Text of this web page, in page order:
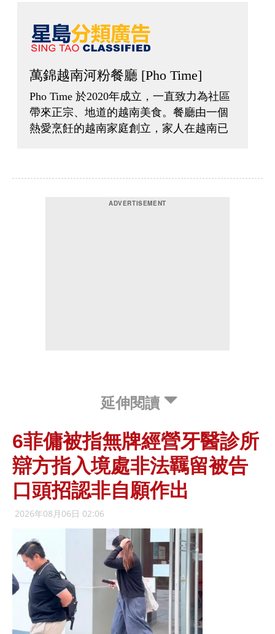
延伸閱讀
6菲傭被指無牌經營牙醫診所
辯方指入境處非法羈留被告
口頭招認非自願作出
2026年08月06日 02:06